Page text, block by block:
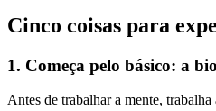
Cinco coisas para
1. Começa pelo básico: a
Antes de trabalhar a mente,